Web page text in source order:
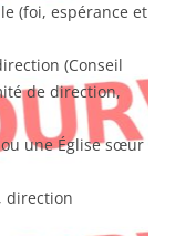
(foi, espérance et
(Conseil
de direction,
ou une Église sœur
direction